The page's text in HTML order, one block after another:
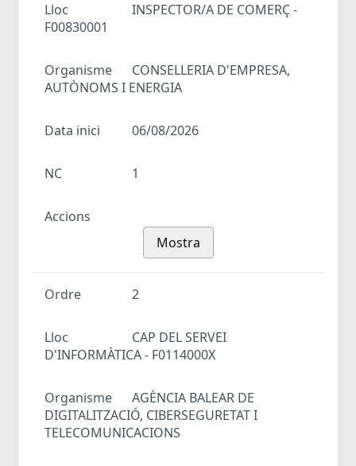
Lloc
INSPECTOR/A DE COMERÇ -
F00830001
Organisme
CONSELLERIA D'EMPRESA,
AUTÒNOMS I ENERGIA
Data inici 06/08/2026
NC 1
Accions
Mostra
Ordre 2
Lloc
CAP DEL SERVEI
D'INFORMÀTICA - F0114000X
Organisme
AGÈNCIA BALEAR DE
DIGITALITZACIÓ, CIBERSEGURETAT I
TELECOMUNICACIONS